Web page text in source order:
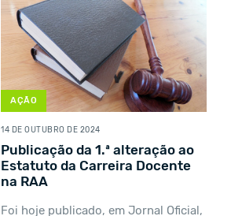
AÇÃO
14 DE OUTUBRO DE 2024
Publicação da 1.ª alteração ao
Estatuto da Carreira Docente
na RAA
Foi hoje publicado, em Jornal Oficial,